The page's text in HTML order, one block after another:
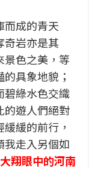
而成的青天
奇岩亦是其
景色之美，等
具象地貌；
碧綠水色交織
的遊人們絕對
緩的前行，
我走入另個如
大翔眼中的河南